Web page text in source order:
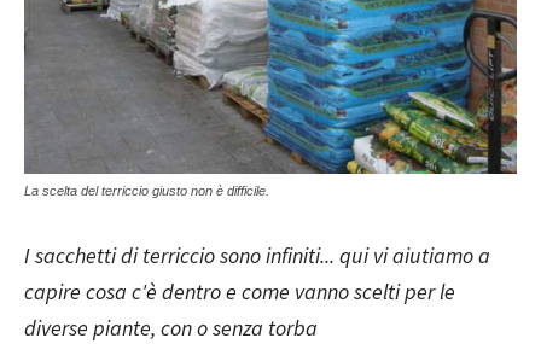
La scelta del terriccio giusto non è difficile.
I sacchetti di terriccio sono infiniti... qui vi aiutiamo a
capire cosa c'è dentro e come vanno scelti per le
diverse piante, con o senza torba